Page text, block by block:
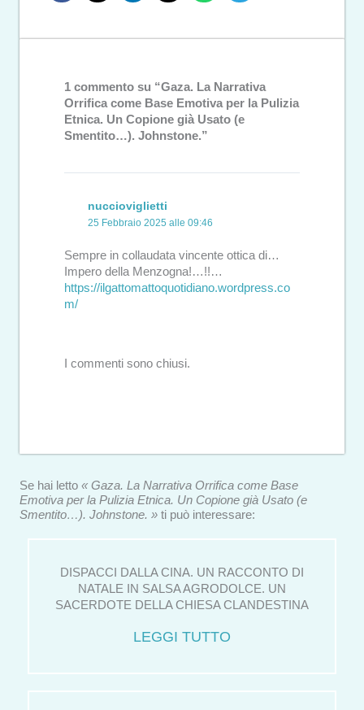
1 commento su “Gaza. La Narrativa
Orrifica come Base Emotiva per la Pulizia
Etnica. Un Copione già Usato (e
Smentito…). Johnstone.”
nuccioviglietti
25 Febbraio 2025 alle 09:46
Sempre in collaudata vincente ottica di…
Impero della Menzogna!…!!…
https://ilgattomattoquotidiano.wordpress.co
m/
I commenti sono chiusi.
Se hai letto « Gaza. La Narrativa Orrifica come Base
Emotiva per la Pulizia Etnica. Un Copione già Usato (e
Smentito…). Johnstone. » ti può interessare:
DISPACCI DALLA CINA. UN RACCONTO DI
NATALE IN SALSA AGRODOLCE. UN
SACERDOTE DELLA CHIESA CLANDESTINA
LEGGI TUTTO